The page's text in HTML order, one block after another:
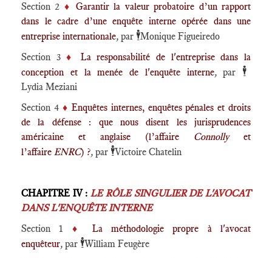
Section 2 ♦️ Garantir la valeur probatoire d’un rapport
dans le cadre d’une enquête interne opérée dans une
entreprise internationale, par 🕴️Monique Figueiredo
Section 3♦️ La responsabilité de l'entreprise dans la
conception et la menée de l'enquête interne,par 🕴️
Lydia Meziani
Section 4 ♦️Enquêtes internes, enquêtes pénales et droits
de la défense : que nous disent les jurisprudences
américaine et anglaise (l’affaire Connollyet
l’affaire ENRC) ?, par 🕴️Victoire Chatelin
CHAPITRE IV : LE RÔLE SINGULIER DE L'AVOCAT
DANS L'ENQUÊTE INTERNE
Section 1 ♦️ La méthodologie propre à l'avocat
enquêteur, par 🕴️William Feugère